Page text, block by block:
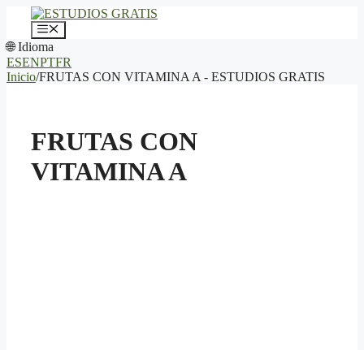
Saltar
contenido
Menú
🌐 Idioma
ESENPTFR
Inicio/FRUTAS CON VITAMINA A - ESTUDIOS GRATIS
FRUTAS CON
VITAMINA A